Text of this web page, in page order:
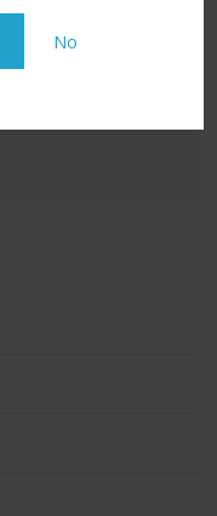
No